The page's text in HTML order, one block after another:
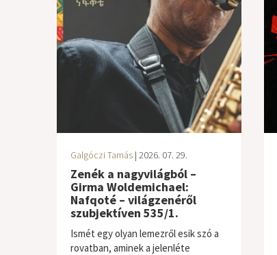
Galgóczi Tamás| 2026. 07. 29.
Zenék a nagyvilágból –
Girma Woldemichael:
Nafqoté – világzenéről
szubjektíven 535/1.
Ismét egy olyan lemezről esik szó a
rovatban, aminek a jelenléte